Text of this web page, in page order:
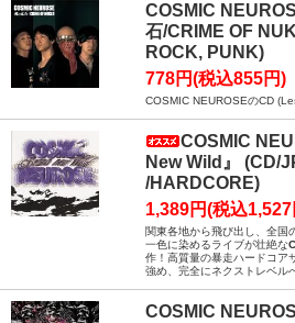
COSMIC
石/CRIME OF
ROCK, PUNK)
778円(税込855円)
COSMIC NEUROSEのCD
COSMIC
New Wild』 (CD/
/HARDCORE)
1,389円(税込1,527
関東各地から飛び出し、全国
一色に染めるライブが壮絶な
作！高質量の暴走ハードコア
強め、完全にネクストレベル
COSMIC